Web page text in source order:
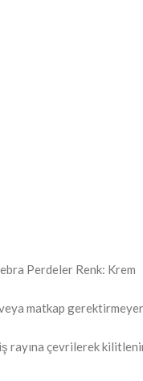
Perdeler Renk: Krem
matkap
rayına çevrilerek